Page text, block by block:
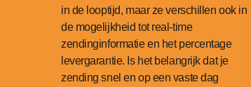
in de looptijd, maar ze verschillen ook in
de mogelijkheid tot real-time
zendinginformatie en het percentage
levergarantie. Is het belangrijk dat je
zending snel en op een vaste dag